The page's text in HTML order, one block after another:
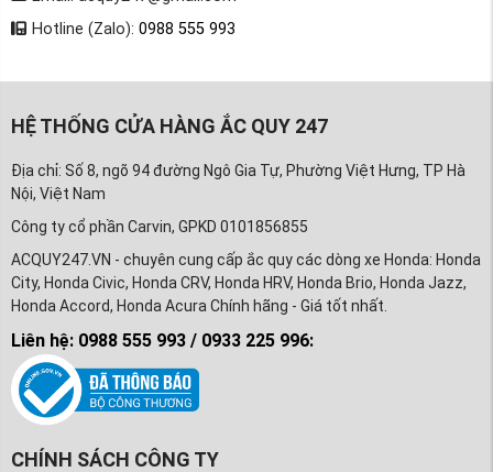
Hotline (Zalo): 0988 555 993
HỆ THỐNG CỬA HÀNG ẮC QUY 247
Địa chỉ: Số 8, ngõ 94 đường Ngô Gia Tự, Phường Việt Hưng, TP Hà
Nội, Việt Nam
Công ty cổ phần Carvin, GPKD 0101856855
ACQUY247.VN - chuyên cung cấp ắc quy các dòng xe Honda: Honda
City, Honda Civic, Honda CRV, Honda HRV, Honda Brio, Honda Jazz,
Honda Accord, Honda Acura Chính hãng - Giá tốt nhất.
Liên hệ: 0988 555 993 / 0933 225 996:
CHÍNH SÁCH CÔNG TY